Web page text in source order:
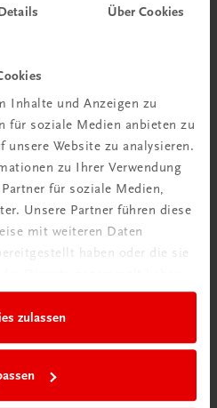
Über Cookies
Inhalte und Anzeigen zu
für soziale Medien anbieten zu
Website zu analysieren.
zu Ihrer Verwendung
für soziale Medien,
Unsere Partner führen diese
mit weiteren Daten
haben oder die sie
zulassen
Familienunternehmen mit
die eines verbindet:
unsere Produkte.
+ Buchservice GmbH
14 | 4020 Linz
664 88 58 69 41